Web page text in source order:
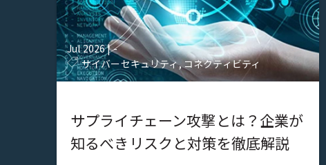
Jul 2026|-
サイバーセキュリティ, コネクティビティ
サプライチェーン攻撃とは？企業が
知るべきリスクと対策を徹底解説